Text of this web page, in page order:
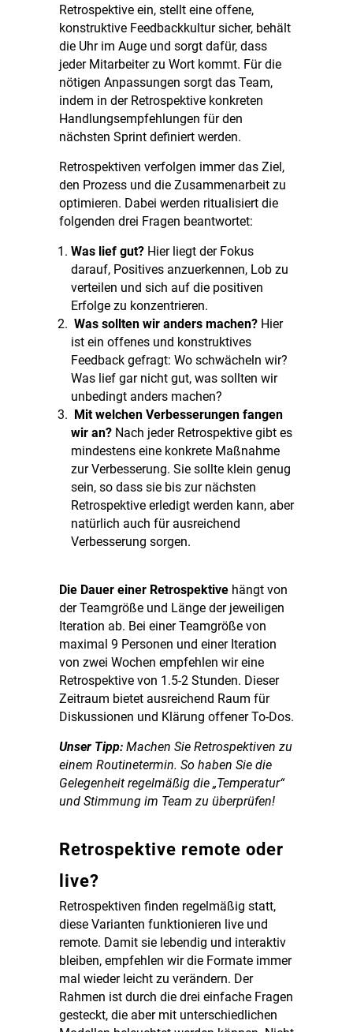
Retrospektive ein, stellt eine offene,
konstruktive Feedbackkultur sicher, behält
die Uhr im Auge und sorgt dafür, dass
jeder Mitarbeiter zu Wort kommt. Für die
nötigen Anpassungen sorgt das Team,
indem in der Retrospektive konkreten
Handlungsempfehlungen für den
nächsten Sprint definiert werden.
Retrospektiven verfolgen immer das Ziel,
den Prozess und die Zusammenarbeit zu
optimieren. Dabei werden ritualisiert die
folgenden drei Fragen beantwortet:
Was lief gut? Hier liegt der Fokus
darauf, Positives anzuerkennen, Lob zu
verteilen und sich auf die positiven
Erfolge zu konzentrieren.
Was sollten wir anders machen? Hier
ist ein offenes und konstruktives
Feedback gefragt: Wo schwächeln wir?
Was lief gar nicht gut, was sollten wir
unbedingt anders machen?
Mit welchen Verbesserungen fangen
wir an? Nach jeder Retrospektive gibt es
mindestens eine konkrete Maßnahme
zur Verbesserung. Sie sollte klein genug
sein, so dass sie bis zur nächsten
Retrospektive erledigt werden kann, aber
natürlich auch für ausreichend
Verbesserung sorgen.
Die Dauer einer Retrospektive hängt von
der Teamgröße und Länge der jeweiligen
Iteration ab. Bei einer Teamgröße von
maximal 9 Personen und einer Iteration
von zwei Wochen empfehlen wir eine
Retrospektive von 1.5-2 Stunden. Dieser
Zeitraum bietet ausreichend Raum für
Diskussionen und Klärung offener To-Dos.
Unser Tipp: Machen Sie Retrospektiven zu
einem Routinetermin. So haben Sie die
Gelegenheit regelmäßig die „Temperatur“
und Stimmung im Team zu überprüfen!
Retrospektive remote oder
live?
Retrospektiven finden regelmäßig statt,
diese Varianten funktionieren live und
remote. Damit sie lebendig und interaktiv
bleiben, empfehlen wir die Formate immer
mal wieder leicht zu verändern. Der
Rahmen ist durch die drei einfache Fragen
gesteckt, die aber mit unterschiedlichen